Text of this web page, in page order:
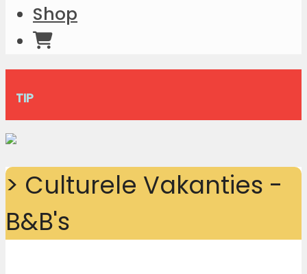
Shop
TIP
> Culturele Vakanties -
B&B's